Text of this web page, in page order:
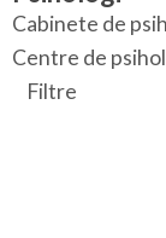
Bihor
Bistrita-Nasaud
Botosani
Servicii
Articole
Cabinete de
Centre de
Filtre